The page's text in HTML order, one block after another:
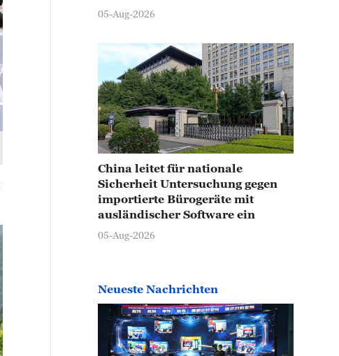
05-Aug-2026
China leitet für nationale
Sicherheit Untersuchung gegen
importierte Bürogeräte mit
ausländischer Software ein
05-Aug-2026
Neueste Nachrichten